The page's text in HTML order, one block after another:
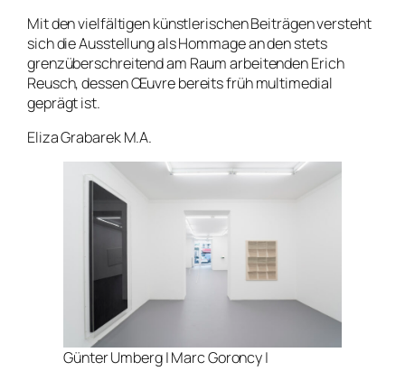
Mit den vielfältigen künstlerischen Beiträgen versteht
sich die Ausstellung als Hommage an den stets
grenzüberschreitend am Raum arbeitenden Erich
Reusch, dessen Œuvre bereits früh multimedial
geprägt ist.
Eliza Grabarek M.A.
Günter Umberg | Marc Goroncy |